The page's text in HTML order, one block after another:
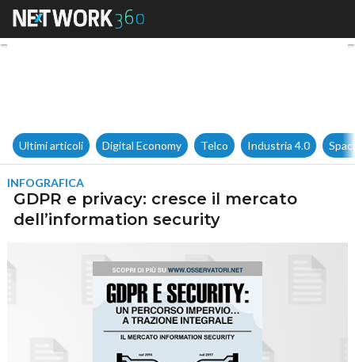
GDPR e privacy: cresce il
Ultimi articoli Digital Economy Telco Industria 4.0
INFOGRAFICA
GDPR e privacy: cresce il mercato
dell’information security